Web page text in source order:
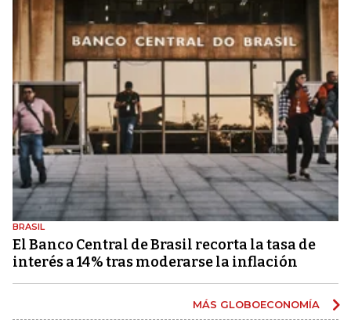
BRASIL
El Banco Central de Brasil recorta la tasa de
interés a 14% tras moderarse la inflación
MÁS GLOBOECONOMÍA